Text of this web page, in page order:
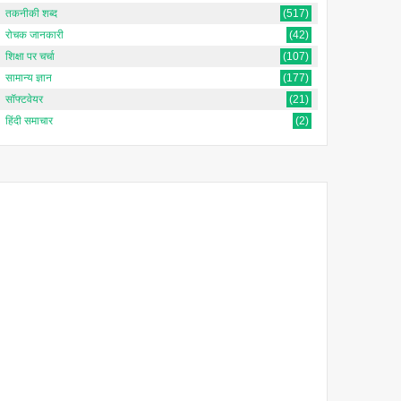
तकनीकी शब्द
(517)
रोचक जानकारी
(42)
शिक्षा पर चर्चा
(107)
सामान्य ज्ञान
(177)
सॉफ्टवेयर
(21)
हिंदी समाचार
(2)